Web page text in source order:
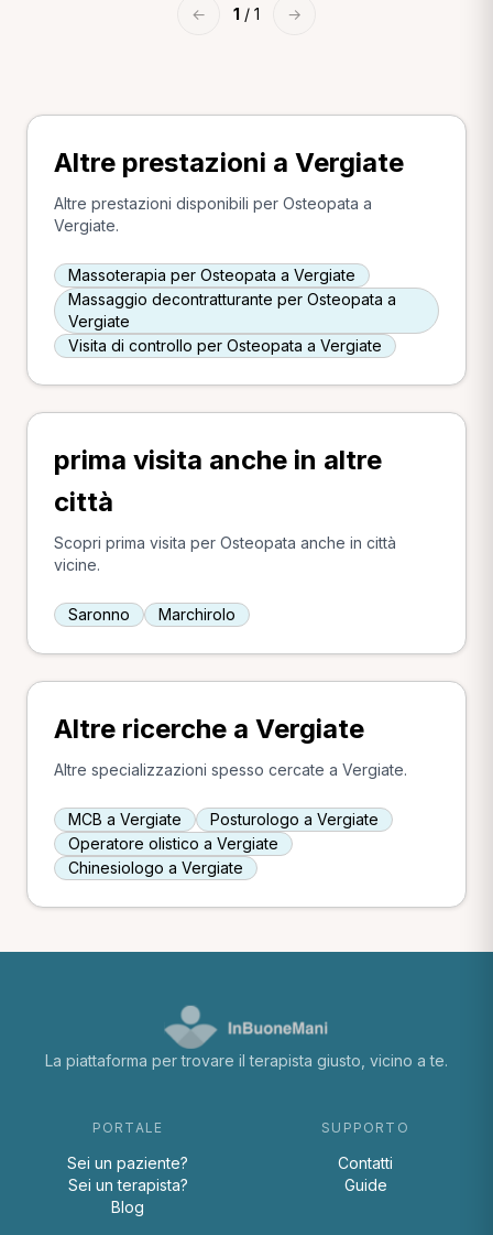
← 1 / 1 →
Altre prestazioni a Vergiate
Altre prestazioni disponibili per Osteopata a
Vergiate.
Massoterapia per Osteopata a Vergiate
Massaggio decontratturante per Osteopata a
Vergiate
Visita di controllo per Osteopata a Vergiate
prima visita anche in altre
città
Scopri prima visita per Osteopata anche in città
vicine.
Saronno Marchirolo
Altre ricerche a Vergiate
Altre specializzazioni spesso cercate a Vergiate.
MCB a Vergiate
Posturologo a Vergiate
Operatore olistico a Vergiate
Chinesiologo a Vergiate
La piattaforma per trovare il terapista giusto, vicino a te.
PORTALE
Sei un paziente?
Sei un terapista?
Blog
SUPPORTO
Contatti
Guide